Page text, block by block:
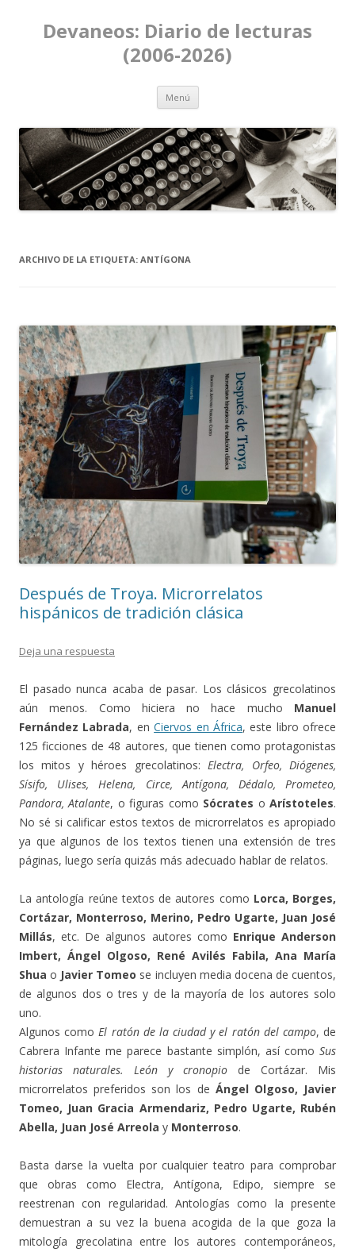
Devaneos: Diario de lecturas
(2006-2026)
Menú Ir al contenido
ARCHIVO DE LA ETIQUETA: ANTÍGONA
Después de Troya. Microrrelatos
hispánicos de tradición clásica
Deja una respuesta
El pasado nunca acaba de pasar. Los clásicos grecolatinos
aún menos. Como hiciera no hace mucho Manuel
Fernández Labrada, enCiervos en África, este libro ofrece
125 ficciones de 48 autores, que tienen como protagonistas
los mitos y héroes grecolatinos:Electra, Orfeo, Diógenes,
Sísifo, Ulises, Helena, Circe, Antígona, Dédalo, Prometeo,
Pandora, Atalante, o figuras como Sócrates oArístoteles.
No sé si calificar estos textos de microrrelatos es apropiado
ya que algunos de los textos tienen una extensión de tres
páginas, luego sería quizás más adecuado hablar de relatos.
La antología reúne textos de autores como Lorca, Borges,
Cortázar, Monterroso, Merino, Pedro Ugarte, Juan José
Millás, etc. De algunos autores como Enrique Anderson
Imbert, Ángel Olgoso, René Avilés Fabila, Ana María
Shua o Javier Tomeo se incluyen media docena de cuentos,
de algunos dos o tres y de la mayoría de los autores solo
uno.
Algunos comoEl ratón de la ciudad y el ratón del campo, de
Cabrera Infante me parece bastante simplón, así como Sus
historias naturales. León y cronopio de Cortázar. Mis
microrrelatos preferidos son los de Ángel Olgoso, Javier
Tomeo, Juan Gracia Armendariz, Pedro Ugarte, Rubén
Abella, Juan José Arreola y Monterroso.
Basta darse la vuelta por cualquier teatro para comprobar
que obras como Electra, Antígona, Edipo, siempre se
reestrenan con regularidad. Antologías como la presente
demuestran a su vez la buena acogida de la que goza la
mitología grecolatina entre los autores contemporáneos,